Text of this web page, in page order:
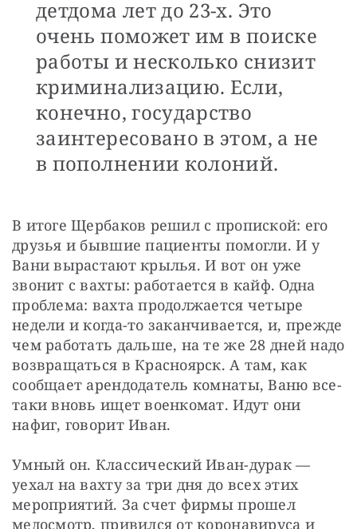
детдома лет до 23-х. Это
очень поможет им в поиске
работы и несколько снизит
криминализацию. Если,
конечно, государство
заинтересовано в этом, а не
в пополнении колоний.
В итоге Щербаков решил с пропиской: его
друзья и бывшие пациенты помогли. И у
Вани вырастают крылья. И вот он уже
звонит с вахты: работается в кайф. Одна
проблема: вахта продолжается четыре
недели и когда-то заканчивается, и, прежде
чем работать дальше, на те же 28 дней надо
возвращаться в Красноярск. А там, как
сообщает арендодатель комнаты, Ваню все-
таки вновь ищет военкомат. Идут они
нафиг, говорит Иван.
Умный он. Классический Иван-дурак —
уехал на вахту за три дня до всех этих
мероприятий. За счет фирмы прошел
медосмотр, привился от коронавируса и